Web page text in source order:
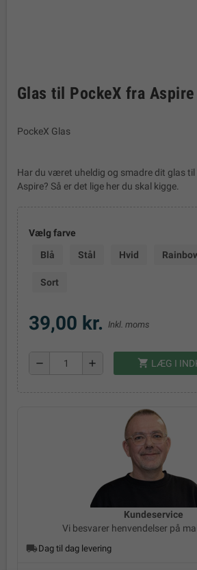
Glas til PockeX fra Aspire
PockeX Glas
Har du været uheldig og smadre dit glas til
Aspire? Så er det lige her du skal kigge.
Vælg farve
Blå
Stål Hvid
Sort
39,00 kr. Inkl. moms
remove add shopping_cart LÆG I
Kundeservice
Vi besvarer henvendelser på
local_shipping Dag til dag levering